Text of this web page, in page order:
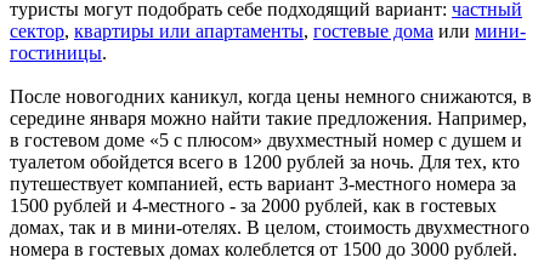
туристы могут подобрать себе подходящий вариант: частный
сектор, квартиры или апартаменты, гостевые дома или мини-
гостиницы.
После новогодних каникул, когда цены немного снижаются, в
середине января можно найти такие предложения. Например,
в гостевом доме «5 с плюсом» двухместный номер с душем и
туалетом обойдется всего в 1200 рублей за ночь. Для тех, кто
путешествует компанией, есть вариант 3-местного номера за
1500 рублей и 4-местного - за 2000 рублей, как в гостевых
домах, так и в мини-отелях. В целом, стоимость двухместного
номера в гостевых домах колеблется от 1500 до 3000 рублей.